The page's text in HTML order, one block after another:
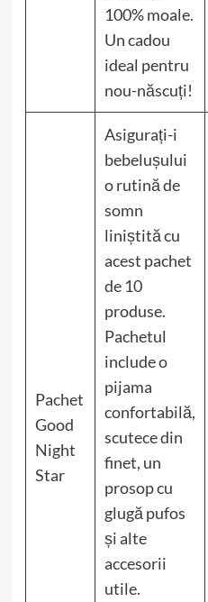
100% moale.
Un cadou
ideal pentru
nou-născuți!
Pachet
Good
Night
Star
Asigurați-i
bebelușului
o rutină de
somn
liniștită cu
acest pachet
de 10
produse.
Pachetul
include o
pijama
confortabilă,
scutece din
finet, un
prosop cu
glugă pufos
și alte
accesorii
utile.